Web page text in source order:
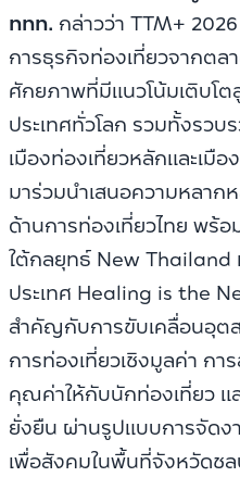
ททท. กล่าวว่า TTM+
การธุรกิจท่องเที่ยวจากต
ศักยภาพที่มีแนวโน้มเติบโต
ประเทศทั่วโลก รวมทั้งรว
เมืองท่องเที่ยวหลักและเมือ
มาร่วมนำเสนอความหลาก
ด้านการท่องเที่ยวไทย พร้
ใต้กลยุทธ์ New Thailand
ประเทศ Healing is the
สำคัญกับการขับเคลื่อนอุต
การท่องเที่ยวเชิงมูลค่า ก
คุณค่าให้กับนักท่องเที่ยว แ
ยั่งยืน ผ่านรูปแบบการจัดง
เพื่อสังคมในพื้นที่จังหวัดช